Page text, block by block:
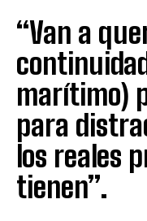
“Van a
marítimo)
para
los reales
tienen”.